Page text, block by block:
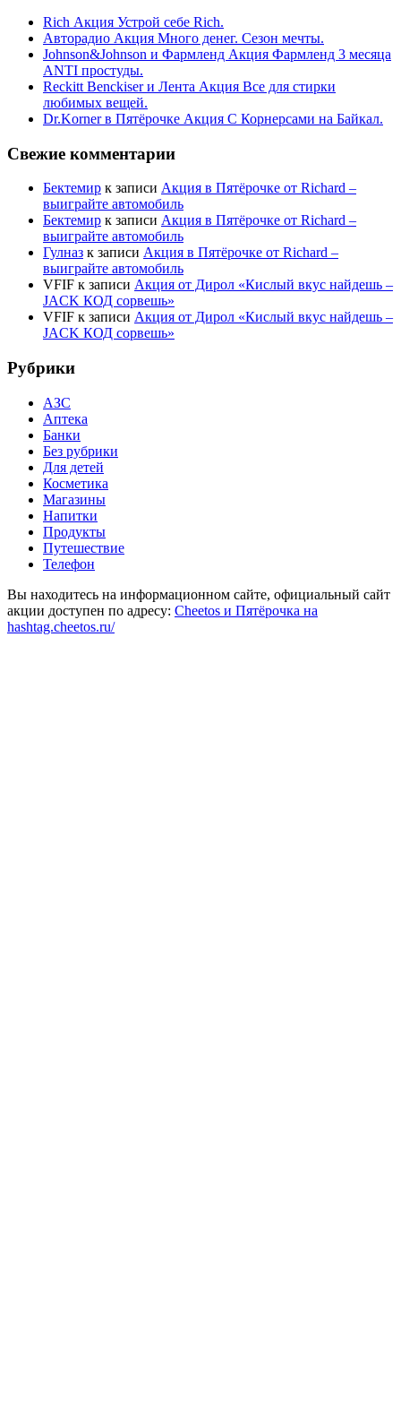
Rich Акция Устрой себе Rich.
Авторадио Акция Много денег. Сезон мечты.
Johnson&Johnson и Фармленд Акция Фармленд 3 месяца
ANTI простуды.
Reckitt Benckiser и Лента Акция Все для стирки
любимых вещей.
Dr.Korner в Пятёрочке Акция С Корнерсами на Байкал.
Свежие комментарии
Бектемир к записи Акция в Пятёрочке от Richard –
выиграйте автомобиль
Бектемир к записи Акция в Пятёрочке от Richard –
выиграйте автомобиль
Гулназ к записи Акция в Пятёрочке от Richard –
выиграйте автомобиль
VFIF к записи Акция от Дирол «Кислый вкус найдешь –
JACK КОД сорвешь»
VFIF к записи Акция от Дирол «Кислый вкус найдешь –
JACK КОД сорвешь»
Рубрики
АЗС
Аптека
Банки
Без рубрики
Для детей
Косметика
Магазины
Напитки
Продукты
Путешествие
Телефон
Вы находитесь на информационном сайте, официальный сайт
акции доступен по адресу: Cheetos и Пятёрочка на
hashtag.cheetos.ru/